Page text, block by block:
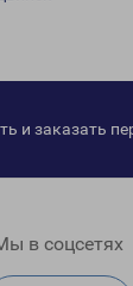
и заказать
в соцсетях